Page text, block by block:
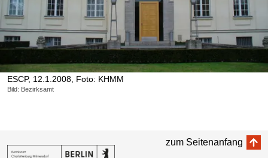
ESCP, 12.1.2008, Foto: KHMM
Bild: Bezirksamt
zum Seitenanfang